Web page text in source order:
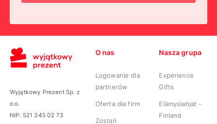
Wyjątkowy Prezent Sp. z
o.o.
NIP: 521 345 02 73
O nas
Logowanie dla
partnerów
Oferta dla firm
Zostań
Nasza grupa
Experience
Gifts
Elämyslahjat -
Finland